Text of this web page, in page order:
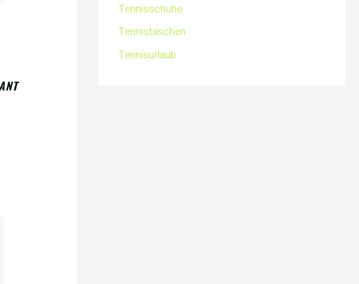
Tennisschuhe
Tennistaschen
Tennisurlaub